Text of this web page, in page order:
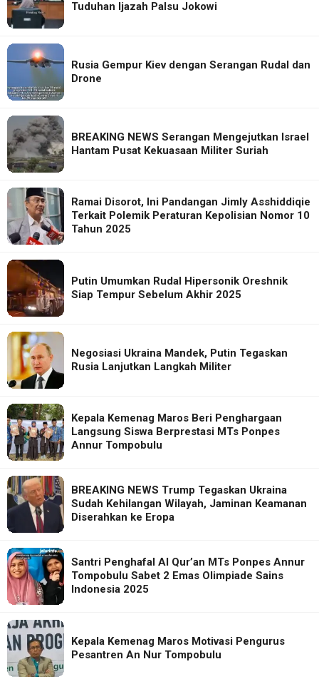
Tuduhan Ijazah Palsu Jokowi
Rusia Gempur Kiev dengan Serangan Rudal dan
Drone
BREAKING NEWS Serangan Mengejutkan Israel
Hantam Pusat Kekuasaan Militer Suriah
Ramai Disorot, Ini Pandangan Jimly Asshiddiqie
Terkait Polemik Peraturan Kepolisian Nomor 10
Tahun 2025
Putin Umumkan Rudal Hipersonik Oreshnik
Siap Tempur Sebelum Akhir 2025
Negosiasi Ukraina Mandek, Putin Tegaskan
Rusia Lanjutkan Langkah Militer
Kepala Kemenag Maros Beri Penghargaan
Langsung Siswa Berprestasi MTs Ponpes
Annur Tompobulu
BREAKING NEWS Trump Tegaskan Ukraina
Sudah Kehilangan Wilayah, Jaminan Keamanan
Diserahkan ke Eropa
Santri Penghafal Al Qur’an MTs Ponpes Annur
Tompobulu Sabet 2 Emas Olimpiade Sains
Indonesia 2025
Kepala Kemenag Maros Motivasi Pengurus
Pesantren An Nur Tompobulu